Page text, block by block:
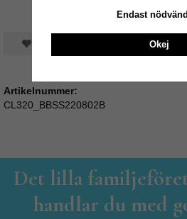
Spara som favorit
Artikelnummer:
CL320_BBSS220802B
Det lilla
handlar du med
Endast
Okej